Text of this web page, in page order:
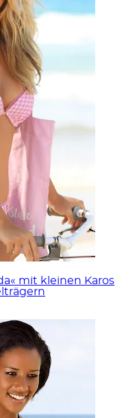
mit kleinen Karos